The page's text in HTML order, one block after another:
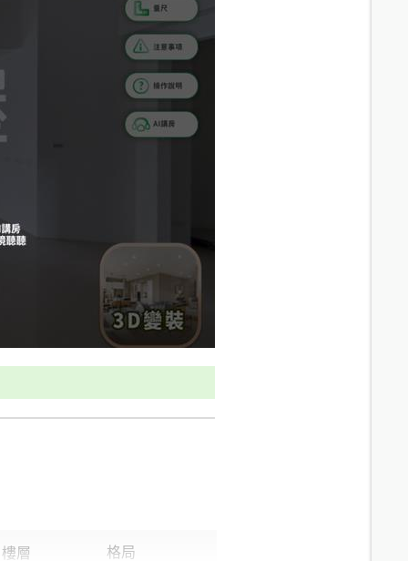
分鐘 /1020m
分鐘 /1046m
分鐘 /1077m
分鐘 /1192m